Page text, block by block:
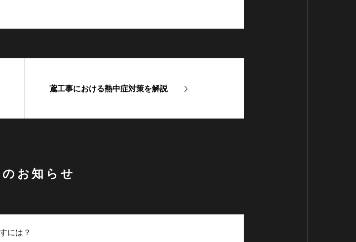
鳶工事における熱中症対策を解説
お知らせ
には？